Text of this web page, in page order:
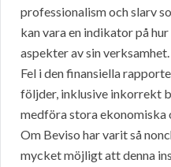
professionalism och slarv
kan vara en indikator på
aspekter av sin verksamhet.
Fel i den finansiella
följder, inklusive inkorrekt
medföra stora ekonomiska
Om Beviso har varit så
mycket möjligt att denna